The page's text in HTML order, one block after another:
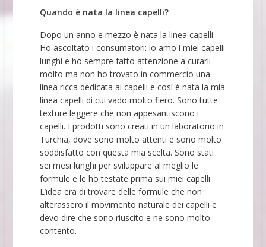
Quando è nata la linea capelli?
Dopo un anno e mezzo è nata la linea capelli.
Ho ascoltato i consumatori: io amo i miei capelli
lunghi e ho sempre fatto attenzione a curarli
molto ma non ho trovato in commercio una
linea ricca dedicata ai capelli e così è nata la mia
linea capelli di cui vado molto fiero. Sono tutte
texture leggere che non appesantiscono i
capelli. I prodotti sono creati in un laboratorio in
Turchia, dove sono molto attenti e sono molto
soddisfatto con questa mia scelta. Sono stati
sei mesi lunghi per sviluppare al meglio le
formule e le ho testate prima sui miei capelli.
L’idea era di trovare delle formule che non
alterassero il movimento naturale dei capelli e
devo dire che sono riuscito e ne sono molto
contento.